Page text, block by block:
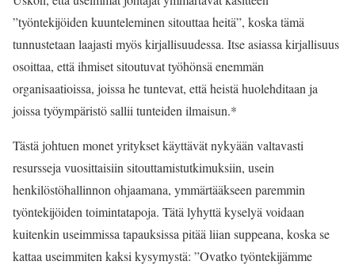
”työntekijöiden kuunteleminen sitouttaa heitä”, koska tämä
tunnustetaan laajasti myös kirjallisuudessa. Itse asiassa kirjallisuus
osoittaa, että ihmiset sitoutuvat työhönsä enemmän
organisaatioissa, joissa he tuntevat, että heistä huolehditaan ja
joissa työympäristö sallii tunteiden ilmaisun.*
Tästä johtuen monet yritykset käyttävät nykyään valtavasti
resursseja vuosittaisiin sitouttamistutkimuksiin, usein
henkilöstöhallinnon ohjaamana, ymmärtääkseen paremmin
työntekijöiden toimintatapoja. Tätä lyhyttä kyselyä voidaan
kuitenkin useimmissa tapauksissa pitää liian suppeana, koska se
kattaa useimmiten kaksi kysymystä: ”Ovatko työntekijämme